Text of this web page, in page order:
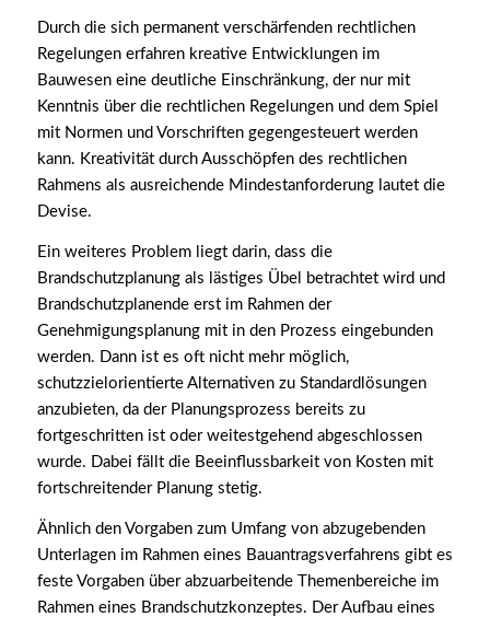
Durch die sich permanent verschärfenden rechtlichen
Regelungen erfahren kreative Entwicklungen im
Bauwesen eine deutliche Einschränkung, der nur mit
Kenntnis über die rechtlichen Regelungen und dem Spiel
mit Normen und Vorschriften gegengesteuert werden
kann. Kreativität durch Ausschöpfen des rechtlichen
Rahmens als ausreichende Mindestanforderung lautet die
Devise.
Ein weiteres Problem liegt darin, dass die
Brandschutzplanung als lästiges Übel betrachtet wird und
Brandschutzplanende erst im Rahmen der
Genehmigungsplanung mit in den Prozess eingebunden
werden. Dann ist es oft nicht mehr möglich,
schutzzielorientierte Alternativen zu Standardlösungen
anzubieten, da der Planungsprozess bereits zu
fortgeschritten ist oder weitestgehend abgeschlossen
wurde. Dabei fällt die Beeinflussbarkeit von Kosten mit
fortschreitender Planung stetig.
Ähnlich den Vorgaben zum Umfang von abzugebenden
Unterlagen im Rahmen eines Bauantragsverfahrens gibt es
feste Vorgaben über abzuarbeitende Themenbereiche im
Rahmen eines Brandschutzkonzeptes. Der Aufbau eines